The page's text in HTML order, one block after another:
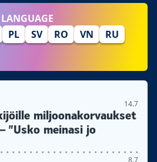
PL SV RO VN
RU
14.7
miljoonakorvaukset
”Usko meinasi jo